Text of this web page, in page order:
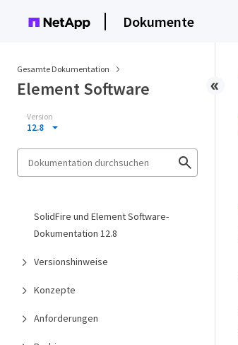
Dokumente
Gesamte Dokumentation
Element Software
Version
12.8
SolidFire und Element Software-
Dokumentation 12.8
Versionshinweise
Konzepte
Anforderungen